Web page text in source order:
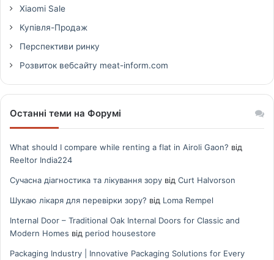
Xiaomi Sale
Купівля-Продаж
Перспективи ринку
Розвиток вебсайту meat-inform.com
Останні теми на Форумі
What should I compare while renting a flat in Airoli Gaon? від
Reeltor India224
Сучасна діагностика та лікування зору від Curt Halvorson
Шукаю лікаря для перевірки зору? від Loma Rempel
Internal Door – Traditional Oak Internal Doors for Classic and
Modern Homes від period housestore
Packaging Industry | Innovative Packaging Solutions for Every